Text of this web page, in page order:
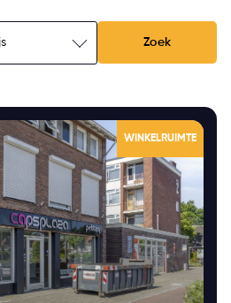
Zoek
WINKELRUIMTE